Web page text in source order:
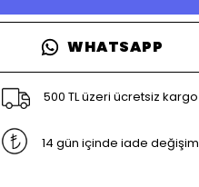
WHATSAPP
500 TL üzeri ücretsiz kargo
14 gün içinde iade değişim